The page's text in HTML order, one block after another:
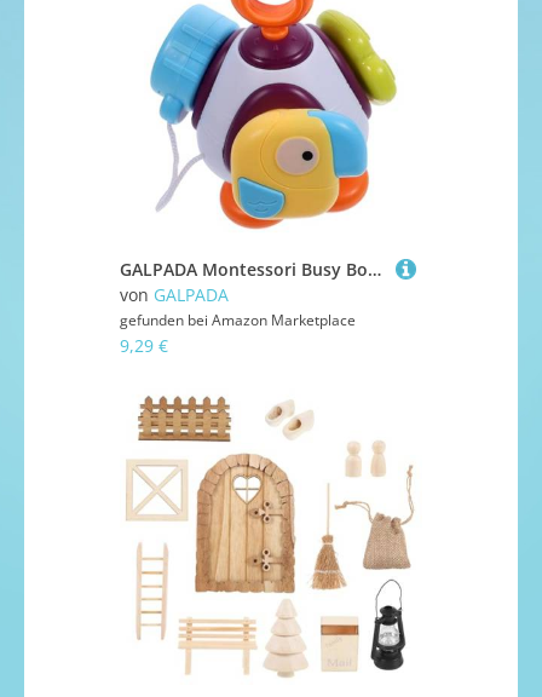
GALPADA Montessori Busy Board für Kleinkinder Ab Jahr Handliche Wahrnehmung Lernhilfe mit Sicherem Material Motorische und Kognitive Entwicklung Orangefarbener Vogel Busy Toy
von GALPADA
gefunden bei Amazon Marketplace
9,29 €